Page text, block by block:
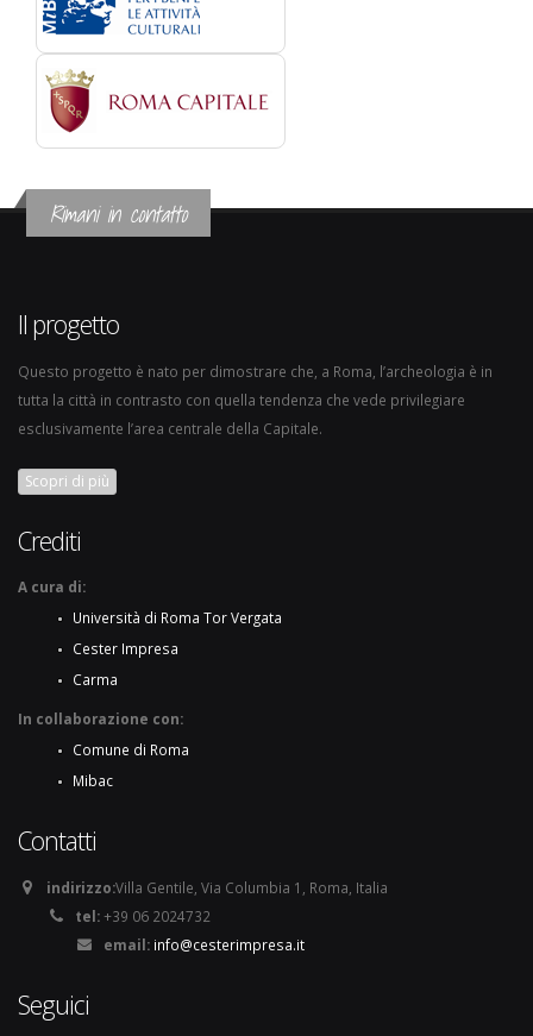
Rimani in contatto
Il progetto
Questo progetto è nato per dimostrare che, a Roma, l’archeologia è in
tutta la città in contrasto con quella tendenza che vede privilegiare
esclusivamente l’area centrale della Capitale.
Scopri di più
Crediti
A cura di:
Università di Roma Tor Vergata
Cester Impresa
Carma
In collaborazione con:
Comune di Roma
Mibac
Contatti
indirizzo:Villa Gentile, Via Columbia 1, Roma, Italia
tel:+39 06 2024732
email: info@cesterimpresa.it
Seguici